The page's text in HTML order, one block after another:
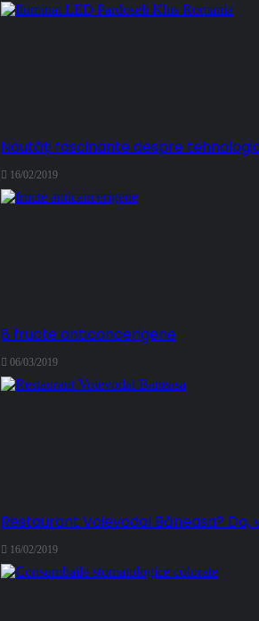
Noutăți fascinante despre tehnologia
16/02/2019
8 fructe anticancerigene
06/03/2019
Restaurant Voievodal Băneasa? Da,
16/02/2019